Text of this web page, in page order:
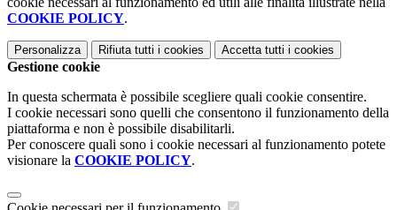
COOKIE POLICY.
Personalizza Rifiuta tutti i cookies Accetta tutti i cookies
Gestione cookie
In questa schermata è possibile scegliere quali cookie consentire.
I cookie necessari sono quelli che consentono il funzionamento della
piattaforma e non è possibile disabilitarli.
Per conoscere quali sono i cookie necessari al funzionamento potete
visionare la COOKIE POLICY.